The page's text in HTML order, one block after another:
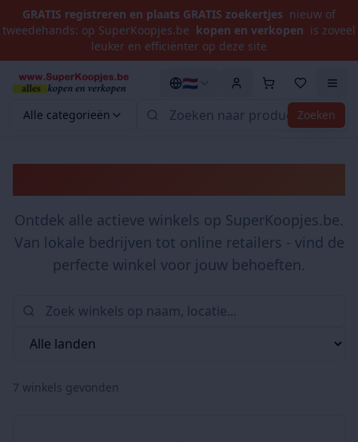
GRATIS registreren en plaats GRATIS zoekertjes nieuw of
tweedehands: op SuperKoopjes.be kopen en verkopen is zoveel
leuker en efficiënter op deze site
Alle categorieën Zoeken
🇳🇱
Ontdek alle actieve winkels op SuperKoopjes.be.
Van lokale bedrijven tot online retailers - vind de
perfecte winkel voor jouw behoeften.
7 winkels gevonden